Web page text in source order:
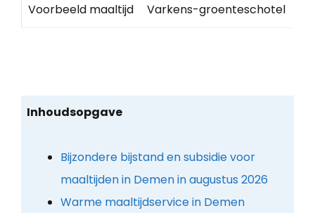
Voorbeeld maaltijd Varkens-groenteschotel
Inhoudsopgave
Bijzondere bijstand en subsidie voor
maaltijden in Demen in augustus 2026
Warme maaltijdservice in Demen